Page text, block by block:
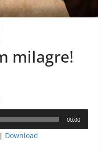
milagre!
00:00
| Download